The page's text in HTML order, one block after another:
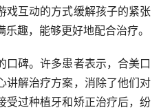
戏互动的方式缓解孩子的紧张
趣，能够更好地配合治疗。
口碑。许多患者表示，合美口
讲解治疗方案，消除了他们对
受过种植牙和矫正治疗后，纷